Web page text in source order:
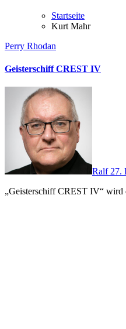
Startseite
Kurt Mahr
Perry Rhodan
Geisterschiff CREST IV
Ralf27.
„Geisterschiff CREST IV“